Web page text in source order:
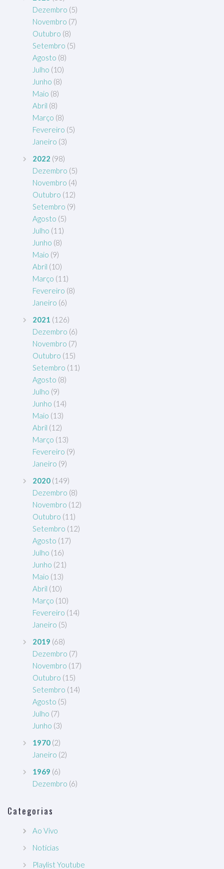
Dezembro (5)
Novembro (7)
Outubro (8)
Setembro (5)
Agosto (8)
Julho (10)
Junho (8)
Maio (8)
Abril (8)
Março (8)
Fevereiro (5)
Janeiro (3)
2022 (98)
Dezembro (5)
Novembro (4)
Outubro (12)
Setembro (9)
Agosto (5)
Julho (11)
Junho (8)
Maio (9)
Abril (10)
Março (11)
Fevereiro (8)
Janeiro (6)
2021 (126)
Dezembro (6)
Novembro (7)
Outubro (15)
Setembro (11)
Agosto (8)
Julho (9)
Junho (14)
Maio (13)
Abril (12)
Março (13)
Fevereiro (9)
Janeiro (9)
2020 (149)
Dezembro (8)
Novembro (12)
Outubro (11)
Setembro (12)
Agosto (17)
Julho (16)
Junho (21)
Maio (13)
Abril (10)
Março (10)
Fevereiro (14)
Janeiro (5)
2019 (68)
Dezembro (7)
Novembro (17)
Outubro (15)
Setembro (14)
Agosto (5)
Julho (7)
Junho (3)
1970 (2)
Janeiro (2)
1969 (6)
Dezembro (6)
Categorias
Ao Vivo
Notícias
Playlist Youtube